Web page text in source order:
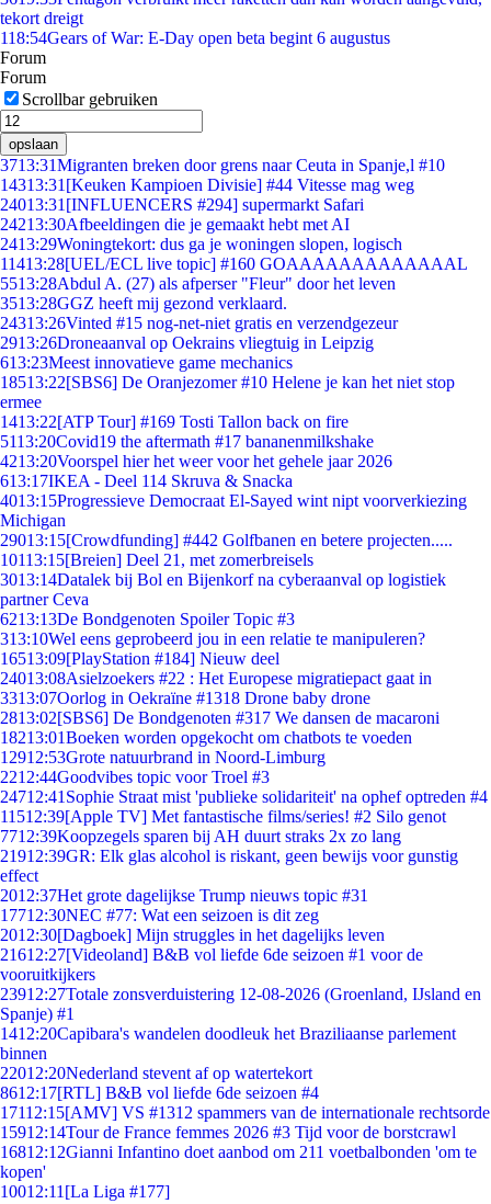
tekort dreigt
118:54Gears of War: E-Day open beta begint 6 augustus
Forum
Forum
Scrollbar gebruiken
opslaan
3713:31Migranten breken door grens naar Ceuta in Spanje,l #10
14313:31 [Keuken Kampioen Divisie] #44 Vitesse mag weg
24013:31 [INFLUENCERS #294] supermarkt Safari
24213:30Afbeeldingen die je gemaakt hebt met AI
2413:29Woningtekort: dus ga je woningen slopen, logisch
11413:28[UEL/ECL live topic] #160 GOAAAAAAAAAAAAAL
5513:28Abdul A. (27) als afperser "Fleur" door het leven
3513:28GGZ heeft mij gezond verklaard.
24313:26Vinted #15 nog-net-niet gratis en verzendgezeur
2913:26Droneaanval op Oekrains vliegtuig in Leipzig
613:23Meest innovatieve game mechanics
18513:22[SBS6] De Oranjezomer #10 Helene je kan het niet stop
ermee
1413:22[ATP Tour] #169 Tosti Tallon back on fire
5113:20Covid19 the aftermath #17 bananenmilkshake
4213:20Voorspel hier het weer voor het gehele jaar 2026
613:17IKEA - Deel 114 Skruva & Snacka
4013:15Progressieve Democraat El-Sayed wint nipt voorverkiezing
Michigan
29013:15[Crowdfunding] #442 Golfbanen en betere projecten.....
10113:15[Breien] Deel 21, met zomerbreisels
3013:14Datalek bij Bol en Bijenkorf na cyberaanval op logistiek
partner Ceva
6213:13De Bondgenoten Spoiler Topic #3
313:10Wel eens geprobeerd jou in een relatie te manipuleren?
16513:09[PlayStation #184] Nieuw deel
24013:08Asielzoekers #22 : Het Europese migratiepact gaat in
3313:07Oorlog in Oekraïne #1318 Drone baby drone
2813:02[SBS6] De Bondgenoten #317 We dansen de macaroni
18213:01Boeken worden opgekocht om chatbots te voeden
12912:53Grote natuurbrand in Noord-Limburg
2212:44Goodvibes topic voor Troel #3
24712:41 Sophie Straat mist 'publieke solidariteit' na ophef optreden #4
11512:39[Apple TV] Met fantastische films/series! #2 Silo genot
7712:39Koopzegels sparen bij AH duurt straks 2x zo lang
21912:39GR: Elk glas alcohol is riskant, geen bewijs voor gunstig
effect
2012:37Het grote dagelijkse Trump nieuws topic #31
17712:30NEC #77: Wat een seizoen is dit zeg
2012:30[Dagboek] Mijn struggles in het dagelijks leven
21612:27[Videoland] B&B vol liefde 6de seizoen #1 voor de
vooruitkijkers
23912:27Totale zonsverduistering 12-08-2026 (Groenland, IJsland en
Spanje) #1
1412:20Capibara's wandelen doodleuk het Braziliaanse parlement
binnen
22012:20Nederland stevent af op watertekort
8612:17[RTL] B&B vol liefde 6de seizoen #4
17112:15[AMV] VS #1312 spammers van de internationale rechtsorde
15912:14Tour de France femmes 2026 #3 Tijd voor de borstcrawl
16812:12Gianni Infantino doet aanbod om 211 voetbalbonden 'om te
kopen'
10012:11 [La Liga #177]